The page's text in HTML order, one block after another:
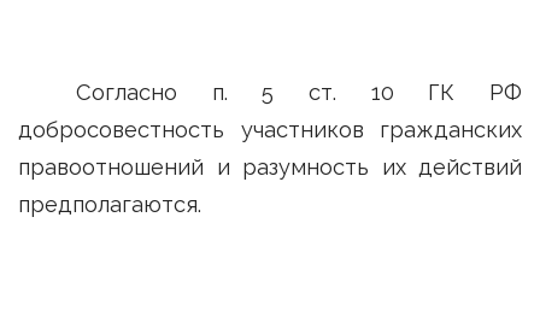
Согласно п. 5 ст. 10 ГК РФ
добросовестность участников гражданских
правоотношений и разумность их действий
предполагаются.